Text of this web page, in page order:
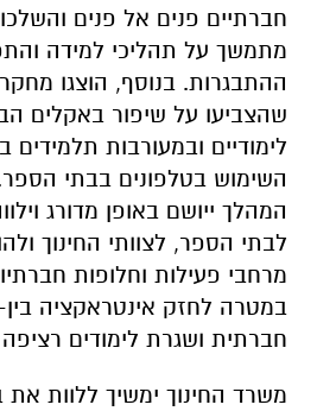
חברתיים פנים אל פנים
מתמשך על תהליכי למידה
ההתבגרות. בנוסף, הוצגו
שהצביעו על שיפור באקלים
לימודיים ובמעורבות
השימוש בטלפונים בבתי
המהלך ייושם באופן מדורג
לבתי הספר, לצוותי החינוך
מרחבי פעילות וחלופות
במטרה לחזק אינטראקציה
חברתית ושגרת לימודים
משרד החינוך ימשיך ללוות את